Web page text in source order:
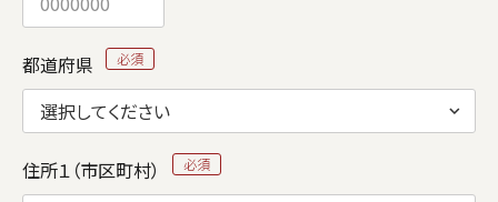
都道府県
住所１（市区町村）